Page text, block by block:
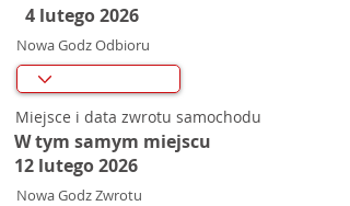
4 lutego 2026
Nowa Godz Odbioru
Miejsce i data zwrotu samochodu
W tym samym miejscu
12 lutego 2026
Nowa Godz Zwrotu